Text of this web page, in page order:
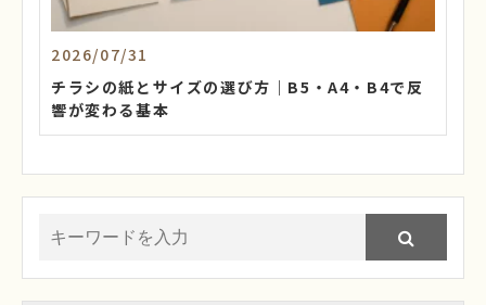
2026/07/31
チラシの紙とサイズの選び方｜B5・A4・B4で反
響が変わる基本